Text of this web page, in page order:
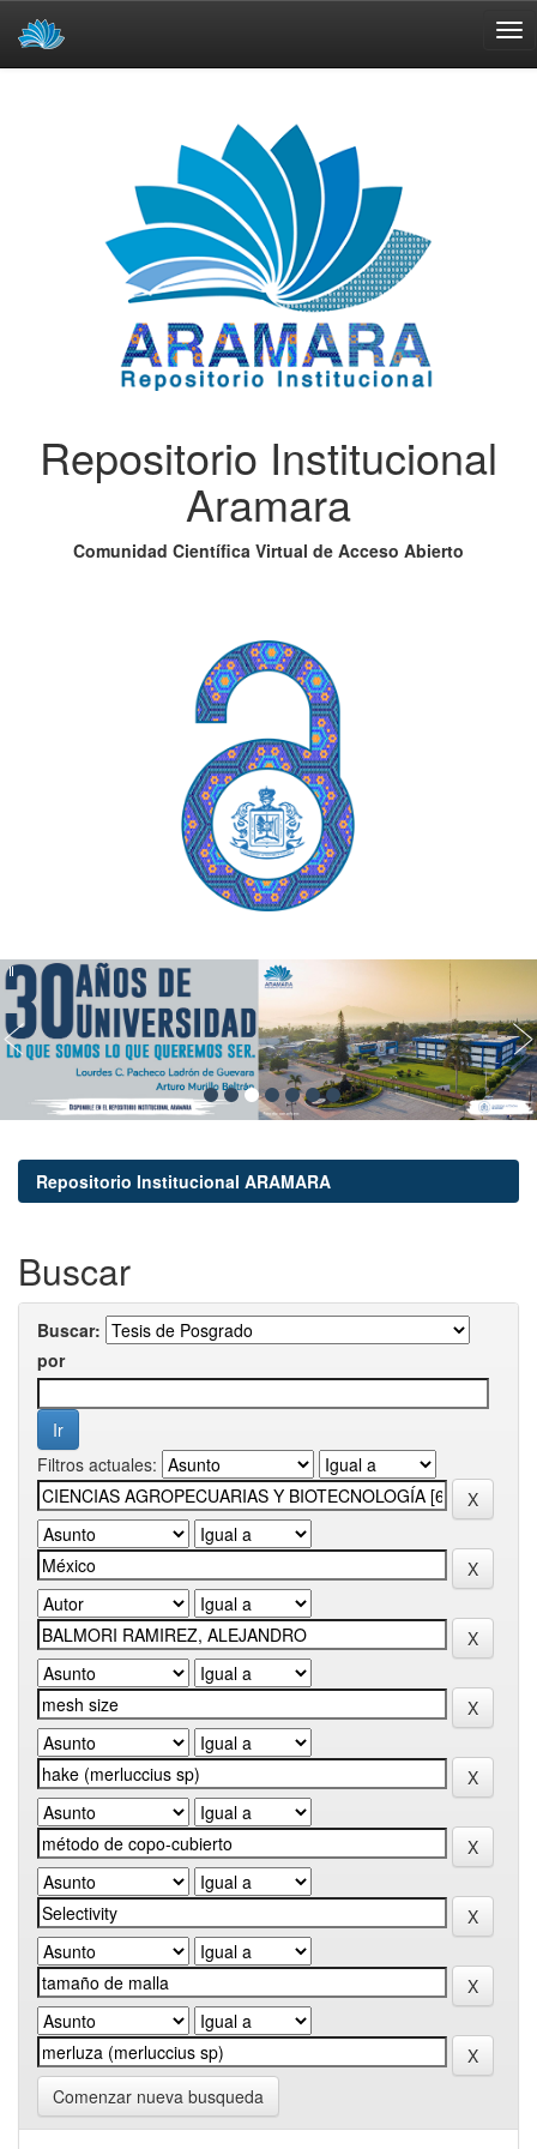
Repositorio Institucional
Aramara
Comunidad Científica Virtual de Acceso Abierto
Repositorio Institucional ARAMARA
Buscar
Buscar:
por
Filtros actuales:
Comenzar nueva busqueda